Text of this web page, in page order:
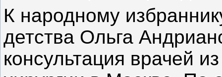
К народному
детства Ольга
консультация врачей